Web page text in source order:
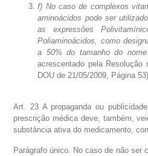
f) No caso de complexos
aminoácidos pode ser
as expressões
Poliaminoácidos, como
a 50% do tamanho do nome
acrescentado pela Resolução
DOU de 21/05/2009, Página 53)
Art. 23 A propaganda ou
prescrição médica deve, também,
substância ativa do medicamento,
Parágrafo único. No caso de não ser